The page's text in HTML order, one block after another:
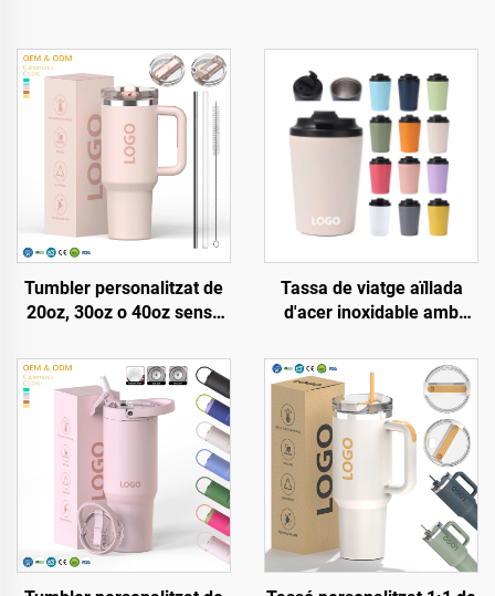
Tumbler personalitzat de
20oz, 30oz o 40oz sense
aïllat, de coure d'acer
inoxidable, amb tapa
estanca, palla i mànec,
ideal per viatges
Tassa de viatge aïllada
d'acer inoxidable amb
12oz, 16oz, tasses de cafè
portàtils de doble paret
amb buit i tapa estanca